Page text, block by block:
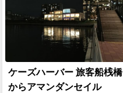
ケーズハーバー 旅客船桟橋
からアマンダンセイル